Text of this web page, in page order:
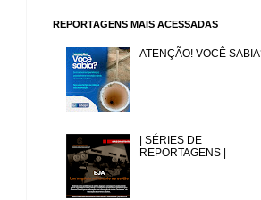
REPORTAGENS MAIS ACESSADAS
ATENÇÃO! VOCÊ
| SÉRIES DE
REPORTAGENS |